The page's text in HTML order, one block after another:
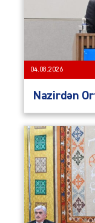
04.08.2026
Nazirdən